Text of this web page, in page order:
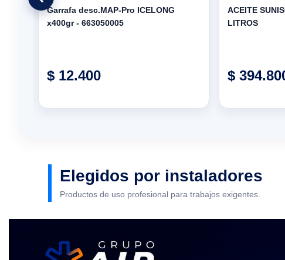
Garrafa desc.MAP-Pro ICELONG
x400gr - 663050005
$ 12.400
ACEITE
LITROS
$
Elegidos por instaladores
Productos de uso profesional para trabajos exigentes.